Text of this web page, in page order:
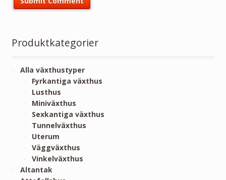
Produktkategorier
Alla växthustyper
Fyrkantiga växthus
Lusthus
Miniväxthus
Sexkantiga växthus
Tunnelväxthus
Uterum
Väggväxthus
Vinkelväxthus
Altantak